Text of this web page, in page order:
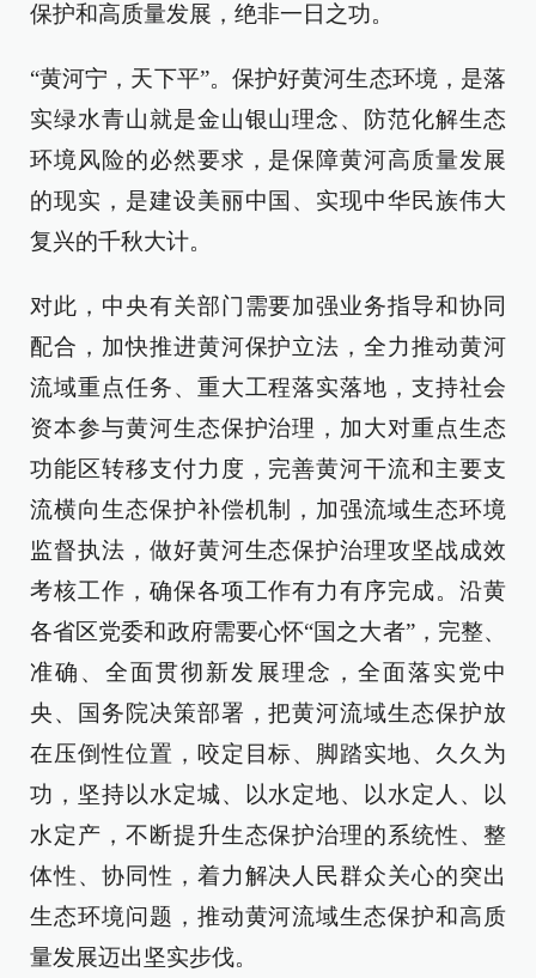
保护和高质量发展，绝非一日之功。
“黄河宁，天下平”。保护好黄河生态环境，是落
实绿水青山就是金山银山理念、防范化解生态
环境风险的必然要求，是保障黄河高质量发展
的现实，是建设美丽中国、实现中华民族伟大
复兴的千秋大计。
对此，中央有关部门需要加强业务指导和协同
配合，加快推进黄河保护立法，全力推动黄河
流域重点任务、重大工程落实落地，支持社会
资本参与黄河生态保护治理，加大对重点生态
功能区转移支付力度，完善黄河干流和主要支
流横向生态保护补偿机制，加强流域生态环境
监督执法，做好黄河生态保护治理攻坚战成效
考核工作，确保各项工作有力有序完成。沿黄
各省区党委和政府需要心怀“国之大者”，完整、
准确、全面贯彻新发展理念，全面落实党中
央、国务院决策部署，把黄河流域生态保护放
在压倒性位置，咬定目标、脚踏实地、久久为
功，坚持以水定城、以水定地、以水定人、以
水定产，不断提升生态保护治理的系统性、整
体性、协同性，着力解决人民群众关心的突出
生态环境问题，推动黄河流域生态保护和高质
量发展迈出坚实步伐。